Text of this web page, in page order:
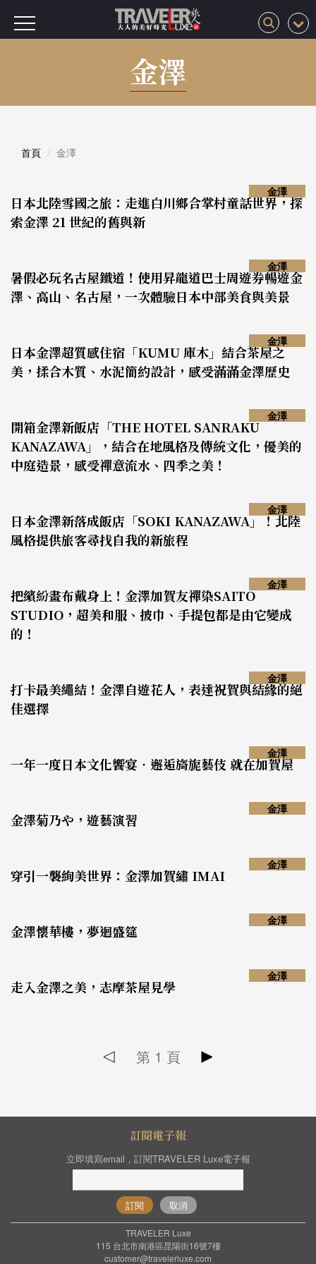
金澤
首頁 金澤
日本北陸雪國之旅：走進白川鄉合掌村童話世界，探
索金澤 21 世紀的舊與新
金澤
暑假必玩名古屋鐵道！使用昇龍道巴士周遊券暢遊金
澤、高山、名古屋，一次體驗日本中部美食與美景
金澤
日本金澤超質感住宿「KUMU 庫木」結合茶屋之
美，揉合木質、水泥簡約設計，感受滿滿金澤歷史
金澤
開箱金澤新飯店「THE HOTEL SANRAKU
KANAZAWA」，結合在地風格及傳統文化，優美的
中庭造景，感受禪意流水、四季之美！
金澤
日本金澤新落成飯店「SOKI KANAZAWA」！北陸
風格提供旅客尋找自我的新旅程
金澤
把繽紛畫布戴身上！金澤加賀友禪染SAITO
STUDIO，超美和服、披巾、手提包都是由它變成
的！
金澤
打卡最美繩結！金澤自遊花人，表達祝賀與結緣的絕
佳選擇
金澤
一年一度日本文化饗宴‧邂逅旖旎藝伎 就在加賀屋
金澤
金澤菊乃や，遊藝演習
金澤
穿引一襲絢美世界：金澤加賀繡 IMAI
金澤
金澤懷華樓，夢迴盛筵
金澤
走入金澤之美，志摩茶屋見學
金澤
第 1 頁
訂閱電子報
立即填寫email，訂閱TRAVELER Luxe電子報
訂閱 取消
TRAVELER Luxe
115 台北市南港區昆陽街16號7樓
customer@travelerluxe.com